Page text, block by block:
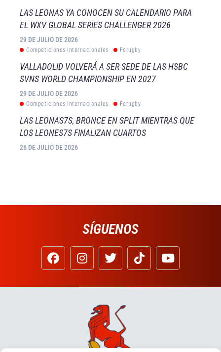
LAS LEONAS YA CONOCEN SU CALENDARIO PARA
EL WXV GLOBAL SERIES CHALLENGER 2026
29 DE JULIO DE 2026
Competiciones Internacionales Ferugby
VALLADOLID VOLVERÁ A SER SEDE DE LAS HSBC
SVNS WORLD CHAMPIONSHIP EN 2027
29 DE JULIO DE 2026
Competiciones Internacionales Ferugby
LAS LEONAS7S, BRONCE EN SPLIT MIENTRAS QUE
LOS LEONES7S FINALIZAN CUARTOS
26 DE JULIO DE 2026
SÍGUENOS